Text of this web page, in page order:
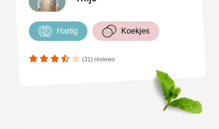
Hartig Koekjes
(31) reviews